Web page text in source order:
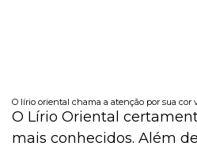
O lírio oriental chama a atenção por sua cor
O Lírio Oriental
mais conhecidos. Além